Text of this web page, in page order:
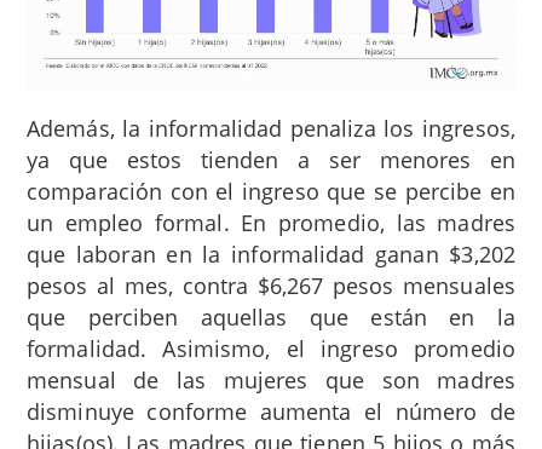
Además, la informalidad penaliza los ingresos,
ya que estos tienden a ser menores en
comparación con el ingreso que se percibe en
un empleo formal. En promedio, las madres
que laboran en la informalidad ganan $3,202
pesos al mes, contra $6,267 pesos mensuales
que perciben aquellas que están en la
formalidad. Asimismo, el ingreso promedio
mensual de las mujeres que son madres
disminuye conforme aumenta el número de
hijas(os). Las madres que tienen 5 hijos o más